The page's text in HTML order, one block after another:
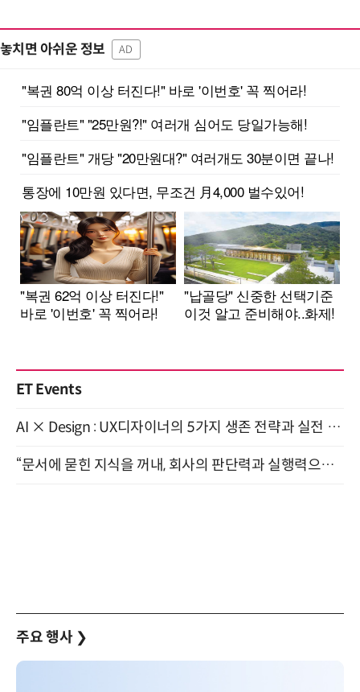
놓치면 아쉬운 정보 AD
ET Events
AI × Design : UX디자이너의 5가지 생존 전략과 실전 대응 8월 28일 개최
“문서에 묻힌 지식을 꺼내, 회사의 판단력과 실행력으로 바꾸다” (8/20)
주요 행사 ❯